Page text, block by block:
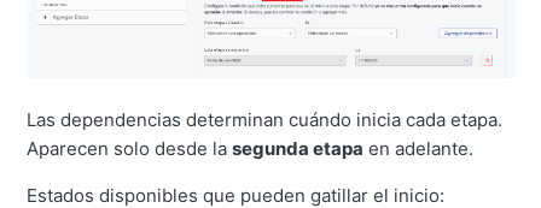
Las dependencias determinan cuándo inicia cada etapa.
Aparecen solo desde lasegunda etapa en adelante.
Estados disponibles que pueden gatillar el inicio: